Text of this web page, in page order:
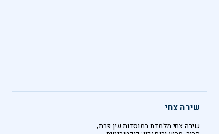
שירה צחי
שירה צחי מלמדת במוסדות עין פרת,